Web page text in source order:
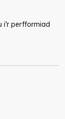
i'r perfformiad